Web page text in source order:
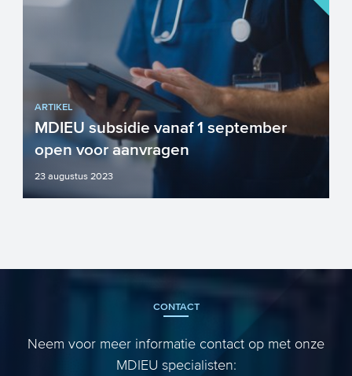
ARTIKEL
MDIEU subsidie vanaf 1 september
open voor aanvragen
23 augustus 2023
inzetbaarheid van uw werknemers ve...
CONTACT
Neem voor meer informatie contact op met onze
MDIEU specialisten: